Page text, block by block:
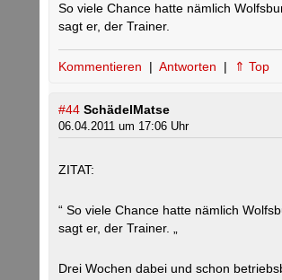
So viele Chance hatte nämlich
sagt er, der Trainer.
Kommentieren | Antworten | ⇑ Top
#44 SchädelMatse
06.04.2011 um 17:06 Uhr
ZITAT:
“ So viele Chance hatte nämlich
sagt er, der Trainer. „
Drei Wochen dabei und schon